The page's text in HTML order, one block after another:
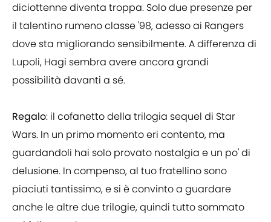
diciottenne diventa troppa. Solo due presenze per
il talentino rumeno classe '98, adesso ai Rangers
dove sta migliorando sensibilmente. A differenza di
Lupoli, Hagi sembra avere ancora grandi
possibilità davanti a sé.
Regalo: il cofanetto della trilogia sequel di Star
Wars. In un primo momento eri contento, ma
guardandoli hai solo provato nostalgia e un po' di
delusione. In compenso, al tuo fratellino sono
piaciuti tantissimo, e si è convinto a guardare
anche le altre due trilogie, quindi tutto sommato